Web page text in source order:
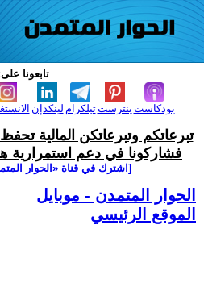
تابعونا
لينكدإن تيلكرامبنترست بودكاست
تبرعاتكم وتبرعاتكن المالية
فشاركونا في دعم استمرارية
[اشترك في قناة ‫«الحوار
الحوار المتمدن - موبايل
الموقع الرئيسي